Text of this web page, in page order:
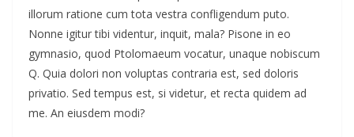
illorum ratione cum tota vestra confligendum puto.
Nonne igitur tibi videntur, inquit, mala? Pisone in eo
gymnasio, quod Ptolomaeum vocatur, unaque nobiscum
Q. Quia dolori non voluptas contraria est, sed doloris
privatio. Sed tempus est, si videtur, et recta quidem ad
me. An eiusdem modi?